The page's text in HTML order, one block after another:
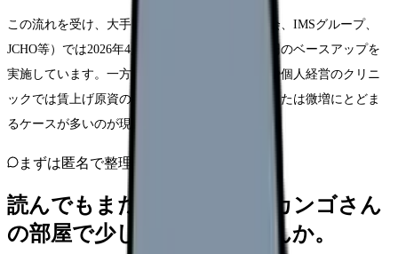
この流れを受け、大手医療法人グループ（徳洲会、IMSグループ、
JCHO等）では2026年4月から月額5,000〜10,000円のベースアップを
実施しています。一方で、中小規模の医療法人や個人経営のクリニ
ックでは賃上げ原資の確保が難しく、据え置きまたは微増にとどま
るケースが多いのが現実です。
まずは匿名で整理
読んでもまだ苦しいなら、カンゴさん
の部屋で少し話してみませんか。